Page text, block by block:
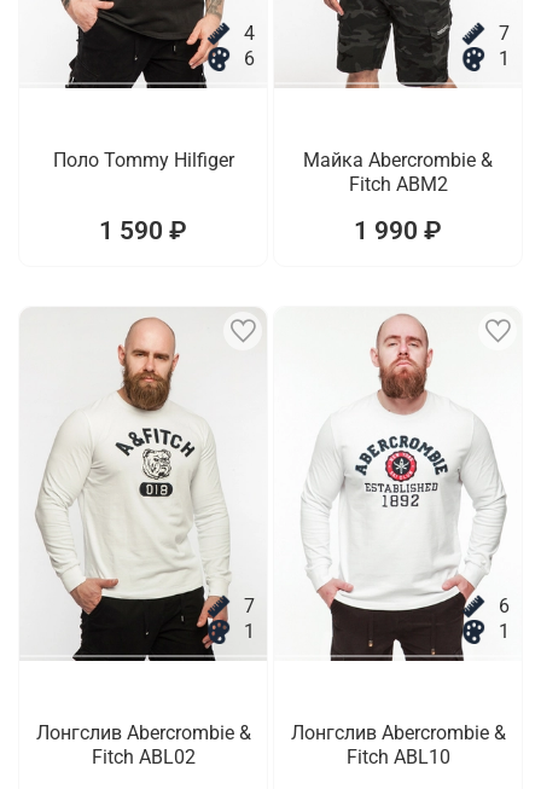
4
6
Поло Tommy Hilfiger
1 590 ₽
7
1
Майка Abercrombie &
Fitch ABM2
1 990 ₽
7
1
Лонгслив Abercrombie &
Fitch ABL02
6
1
Лонгслив Abercrombie &
Fitch ABL10